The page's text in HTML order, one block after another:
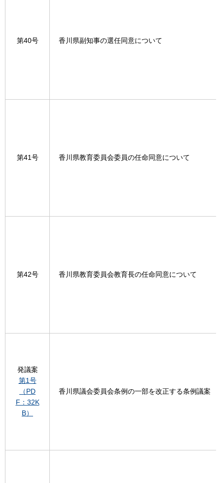
第40号 香川県副知事の選任同意について
第41号 香川県教育委員会委員の任命同意について
第42号 香川県教育委員会教育長の任命同意について
発議案
第1号
（PD
F：32K
B）
香川県議会委員会条例の一部を改正する条例議案